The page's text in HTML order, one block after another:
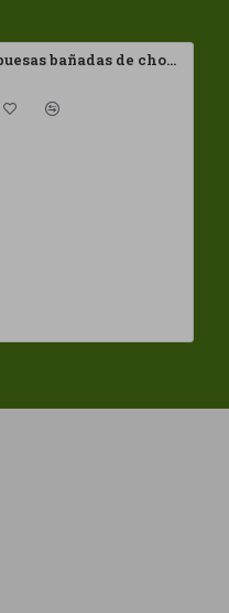
Frambuesas bañadas de chocolates Negro Franui 150gr Sin Gluten